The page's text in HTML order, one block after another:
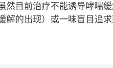
然目前治疗不能诱导哮喘
解的出现）或一味盲目追